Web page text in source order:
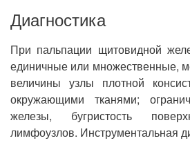
Диагностика
При пальпации щитовидной
единичные или множественные,
величины узлы плотной
окружающими тканями;
железы, бугристость
лимфоузлов. Инструментальная